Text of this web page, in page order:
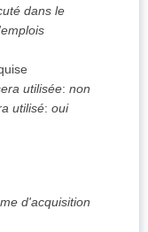
dans le
utilisée: non
utilisé: oui
d'acquisition